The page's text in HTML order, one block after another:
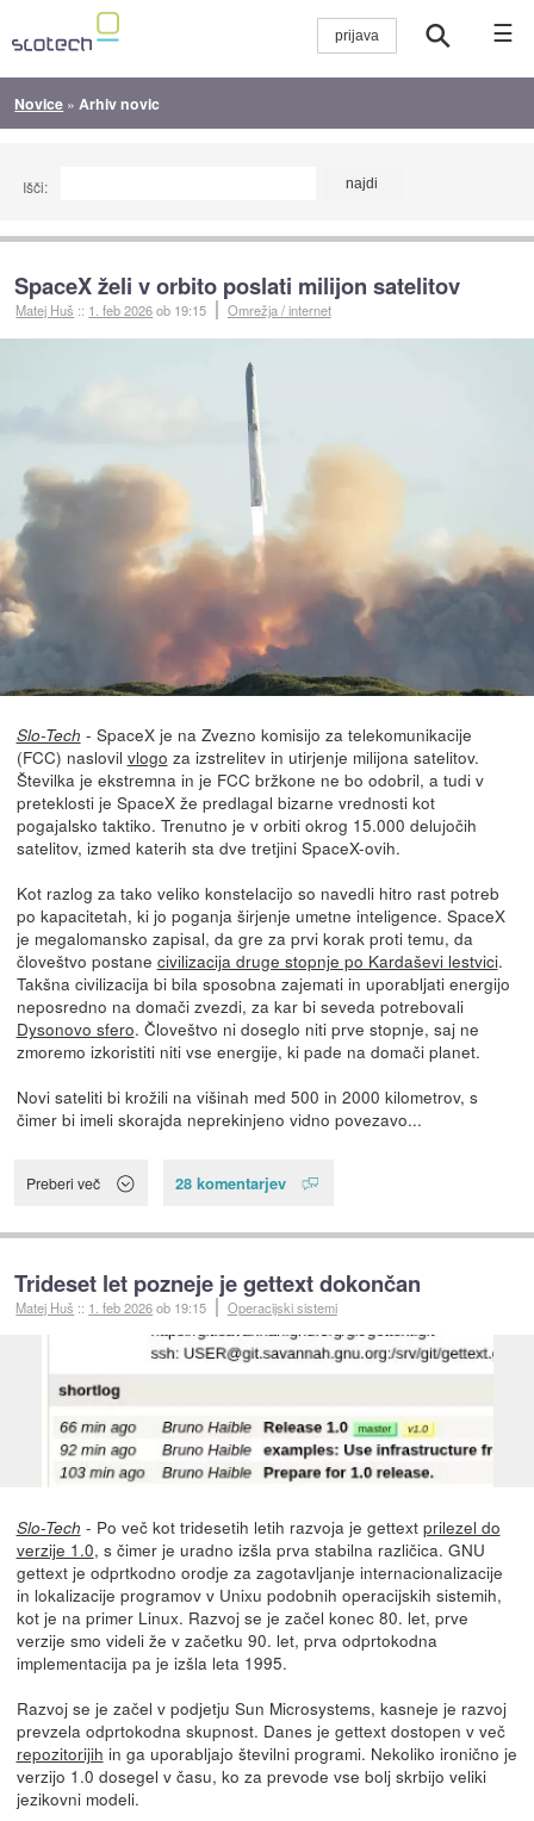
☰
Novice » Arhiv novic
Išči:
SpaceX želi v orbito poslati milijon satelitov
Matej Huš :: 1. feb 2026ob 19:15 Omrežja / internet
Slo-Tech - SpaceX je na Zvezno komisijo za telekomunikacije
(FCC) naslovil vlogo za izstrelitev in utirjenje milijona satelitov.
Številka je ekstremna in je FCC bržkone ne bo odobril, a tudi v
preteklosti je SpaceX že predlagal bizarne vrednosti kot
pogajalsko taktiko. Trenutno je v orbiti okrog 15.000 delujočih
satelitov, izmed katerih sta dve tretjini SpaceX-ovih.
Kot razlog za tako veliko konstelacijo so navedli hitro rast potreb
po kapacitetah, ki jo poganja širjenje umetne inteligence. SpaceX
je megalomansko zapisal, da gre za prvi korak proti temu, da
človeštvo postane civilizacija druge stopnje po Kardaševi lestvici.
Takšna civilizacija bi bila sposobna zajemati in uporabljati energijo
neposredno na domači zvezdi, za kar bi seveda potrebovali
Dysonovo sfero. Človeštvo ni doseglo niti prve stopnje, saj ne
zmoremo izkoristiti niti vse energije, ki pade na domači planet.
Novi sateliti bi krožili na višinah med 500 in 2000 kilometrov, s
čimer bi imeli skorajda neprekinjeno vidno povezavo...
Preberi več 28 komentarjev
Trideset let pozneje je gettext dokončan
Matej Huš :: 1. feb 2026ob 19:15 Operacijski sistemi
Slo-Tech - Po več kot tridesetih letih razvoja je gettext prilezel do
verzije 1.0, s čimer je uradno izšla prva stabilna različica. GNU
gettext je odprtkodno orodje za zagotavljanje internacionalizacije
in lokalizacije programov v Unixu podobnih operacijskih sistemih,
kot je na primer Linux. Razvoj se je začel konec 80. let, prve
verzije smo videli že v začetku 90. let, prva odprtokodna
implementacija pa je izšla leta 1995.
Razvoj se je začel v podjetju Sun Microsystems, kasneje je razvoj
prevzela odprtokodna skupnost. Danes je gettext dostopen v več
repozitorijih in ga uporabljajo številni programi. Nekoliko ironično je
verzijo 1.0 dosegel v času, ko za prevode vse bolj skrbijo veliki
jezikovni modeli.